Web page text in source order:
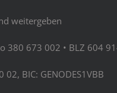
weitergeben
380 673 002 • BLZ 604
BIC: GENODES1VBB